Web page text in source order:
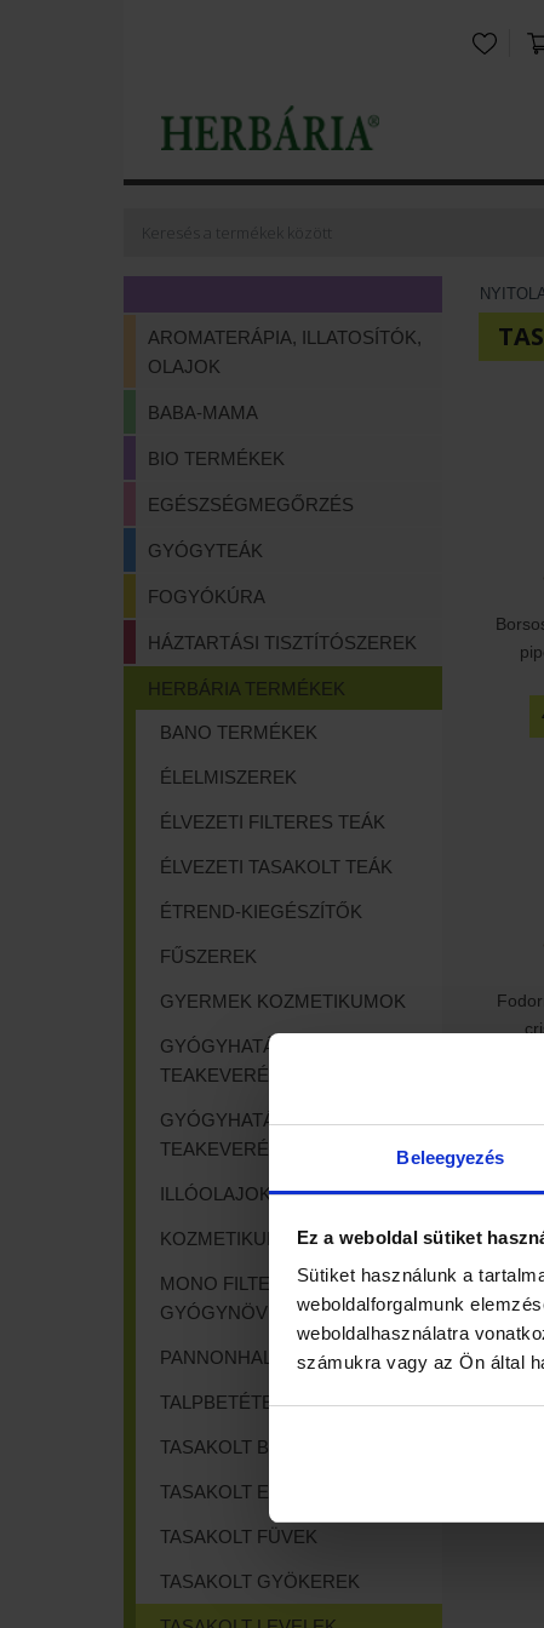
Beleegyezés
Ez a weboldal sütiket
Sütiket használunk a
weboldalforgalmunk
weboldalhasználatra
számukra vagy az Ön által
AROMATERÁPIA, ILLATOSÍTÓK,
OLAJOK
BABA-MAMA
BIO TERMÉKEK
EGÉSZSÉGMEGŐRZÉS
GYÓGYTEÁK
FOGYÓKÚRA
HÁZTARTÁSI TISZTÍTÓSZEREK
HERBÁRIA TERMÉKEK
BANO TERMÉKEK
ÉLELMISZEREK
ÉLVEZETI FILTERES TEÁK
ÉLVEZETI TASAKOLT TEÁK
ÉTREND-KIEGÉSZÍTŐK
FŰSZEREK
GYERMEK KOZMETIKUMOK
GYÓGYHATÁSÚ FILTERES
TEAKEVERÉKEK
GYÓGYHATÁSÚ
TEAKEVERÉKEK
ILLÓOLAJOK
KOZMETIKUMOK
MONO FILTERES
GYÓGYNÖVÉNY TEÁK
PANNONHALMI TERMÉKEK
TALPBETÉTEK
TASAKOLT BOGYÓK
TASAKOLT EGYEBEK
TASAKOLT FÜVEK
TASAKOLT GYÖKEREK